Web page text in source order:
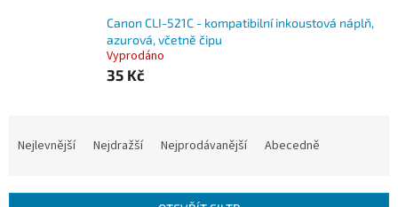
Canon CLI-521C - kompatibilní inkoustová náplň,
azurová, včetně čipu
Vyprodáno
35 Kč
Nejlevnější Nejdražší Nejprodávanější Abecedně